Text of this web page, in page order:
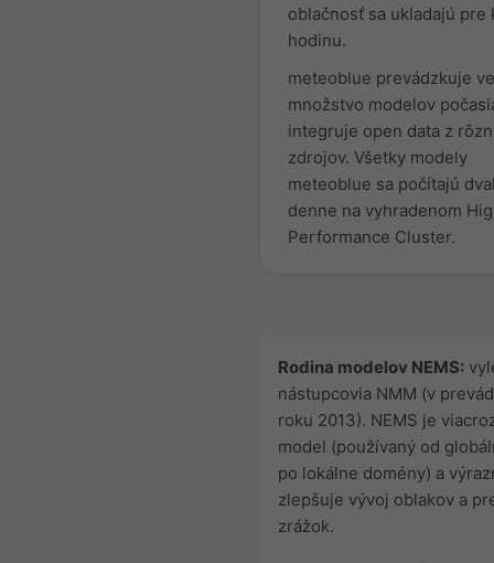
oblačnosť sa ukladajú pre
hodinu.
meteoblue prevádzkuje
množstvo modelov
integruje open data z
zdrojov. Všetky modely
meteoblue sa počítajú
denne na vyhradenom
Performance Cluster.
Rodina modelov NEMS:
nástupcovia NMM (v
roku 2013). NEMS je
model (používaný od
po lokálne domény) a
zlepšuje vývoj oblakov a
zrážok.